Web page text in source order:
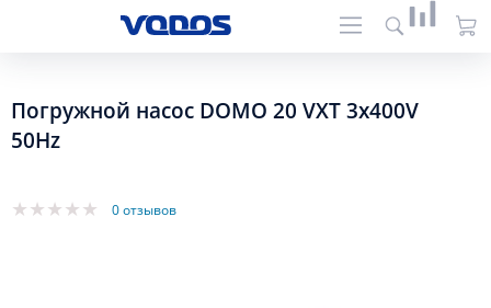
Погружной насос DOMO 20 VXT 3x400V
50Hz
0 отзывов